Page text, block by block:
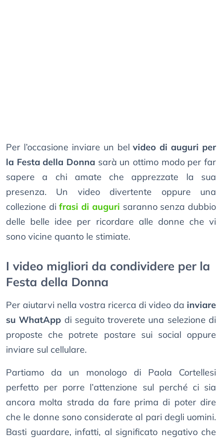
Per l’occasione inviare un belvideo di auguri per
la Festa della Donna sarà un ottimo modo per far
sapere a chi amate che apprezzate la sua
presenza. Un video divertente oppure una
collezione difrasi di auguri saranno senza dubbio
delle belle idee per ricordare alle donne che vi
sono vicine quanto le stimiate.
I video migliori da condividere per la
Festa della Donna
Per aiutarvi nella vostra ricerca di video da inviare
su WhatApp di seguito troverete una selezione di
proposte che potrete postare sui social oppure
inviare sul cellulare.
Partiamo da un monologo di Paola Cortellesi
perfetto per porre l’attenzione sul perché ci sia
ancora molta strada da fare prima di poter dire
che le donne sono considerate al pari degli uomini.
Basti guardare, infatti, al significato negativo che